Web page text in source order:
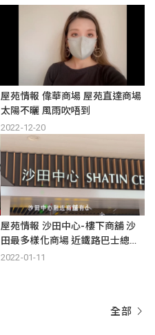
屋苑情報 偉華商場 屋苑直達商場
太陽不曬 風雨吹唔到
2022-12-20
屋苑情報 沙田中心-樓下商舖 沙
田最多樣化商場 近鐵路巴士總
站，樓下商場，大型商
2022-01-11
全部